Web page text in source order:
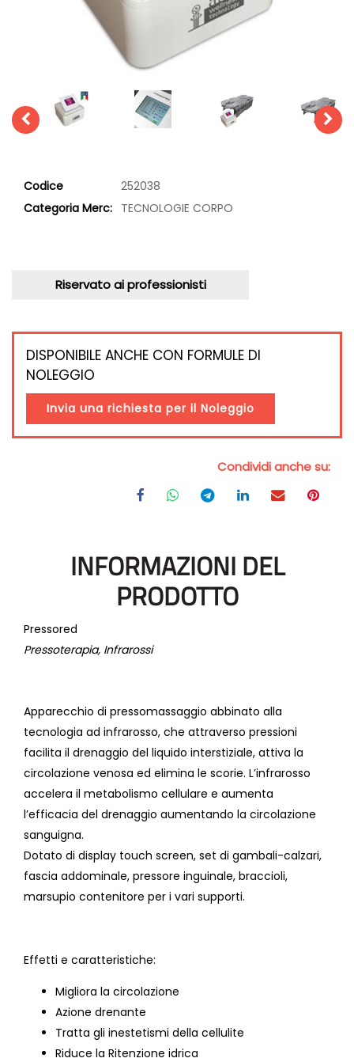
Codice
252038
Categoria Merc: TECNOLOGIE CORPO
Riservato ai professionisti
DISPONIBILE ANCHE CON FORMULE DI
NOLEGGIO
Invia una richiesta per il Noleggio
Condividi anche su:
INFORMAZIONI DEL
PRODOTTO
Pressored
Pressoterapia, Infrarossi
Apparecchio di pressomassaggio abbinato alla
tecnologia ad infrarosso, che attraverso pressioni
facilita il drenaggio del liquido interstiziale, attiva la
circolazione venosa ed elimina le scorie. L’infrarosso
accelera il metabolismo cellulare e aumenta
l’efficacia del drenaggio aumentando la circolazione
sanguigna.
Dotato di display touch screen, set di gambali-calzari,
fascia addominale, pressore inguinale, braccioli,
marsupio contenitore per i vari supporti.
Effetti e caratteristiche:
Migliora la circolazione
Azione drenante
Tratta gli inestetismi della cellulite
Riduce la Ritenzione idrica